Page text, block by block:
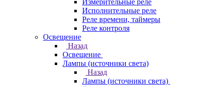
Измерительные реле
Исполнительные реле
Реле времени, таймеры
Реле контроля
Освещение
Назад
Освещение
Лампы (источники света)
Назад
Лампы (источники света)